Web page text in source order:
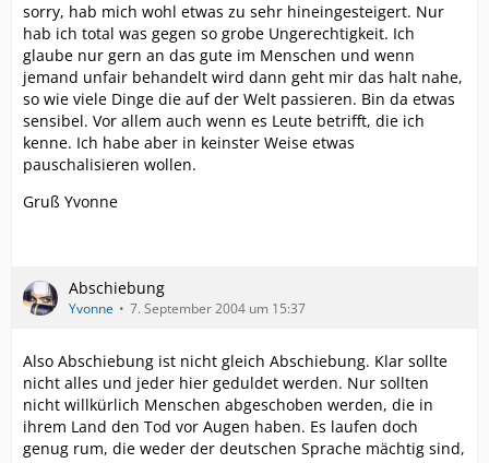
sorry, hab mich wohl etwas zu sehr hineingesteigert. Nur
hab ich total was gegen so grobe Ungerechtigkeit. Ich
glaube nur gern an das gute im Menschen und wenn
jemand unfair behandelt wird dann geht mir das halt nahe,
so wie viele Dinge die auf der Welt passieren. Bin da etwas
sensibel. Vor allem auch wenn es Leute betrifft, die ich
kenne. Ich habe aber in keinster Weise etwas
pauschalisieren wollen.
Gruß Yvonne
Abschiebung
Yvonne 7. September 2004 um 15:37
Also Abschiebung ist nicht gleich Abschiebung. Klar sollte
nicht alles und jeder hier geduldet werden. Nur sollten
nicht willkürlich Menschen abgeschoben werden, die in
ihrem Land den Tod vor Augen haben. Es laufen doch
genug rum, die weder der deutschen Sprache mächtig sind,